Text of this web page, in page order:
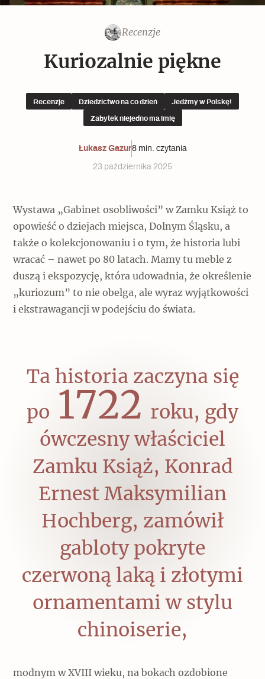
Kruchość rzeczy
Popularne
Ulubieniec Fortuny
Popularne
Jak wskrzesić smak
Jedźmy w Polskę!
Wskazówki idą w dobrą stronę
Popularne
Memento dla modernizmu
Zabytek niejedno ma imię
Popularne
Niewykonalne? Nie dla Wawelu
Archeologia
Szyb pierwszej windy w Warszawie
Popularne
Biskupin - rezerwat archeologiczny
Popularne
Jak to działa? Czyli nowa odsłona
Kuchnia w Ostromecku: puder z
jarmużu, zupa z krwi
Mapa skojarzeń
Krakowskie Kawiarnie
Recenzje
Kuriozalnie piękne
Recenzje Dziedzictwo na co dzień Jedźmy w Polskę!
Zabytek niejedno ma imię
Łukasz Gazur8 min. czytania
23 października 2025
Wystawa „Gabinet osobliwości” w Zamku Książ to
opowieść o dziejach miejsca, Dolnym Śląsku, a
także o kolekcjonowaniu i o tym, że historia lubi
wracać – nawet po 80 latach. Mamy tu meble z
duszą i ekspozycję, która udowadnia, że określenie
„kuriozum” to nie obelga, ale wyraz wyjątkowości
i ekstrawagancji w podejściu do świata.
Ta historia zaczyna się
po 1722 roku, gdy
ówczesny właściciel
Zamku Książ, Konrad
Ernest Maksymilian
Hochberg, zamówił
gabloty pokryte
czerwoną laką i złotymi
ornamentami w stylu
chinoiserie,
modnym w XVIII wieku, na bokach ozdobione